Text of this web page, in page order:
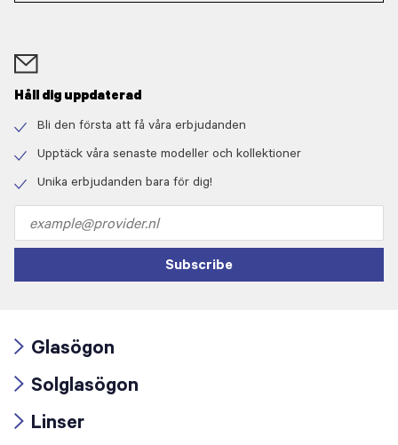
Håll dig uppdaterad
icon
Bli den första att få våra erbjudanden
icon
Upptäck våra senaste modeller och kollektioner
Unika erbjudanden bara för dig!
address
Subscribe
icon
Glasögon
icon
Solglasögon
Linser